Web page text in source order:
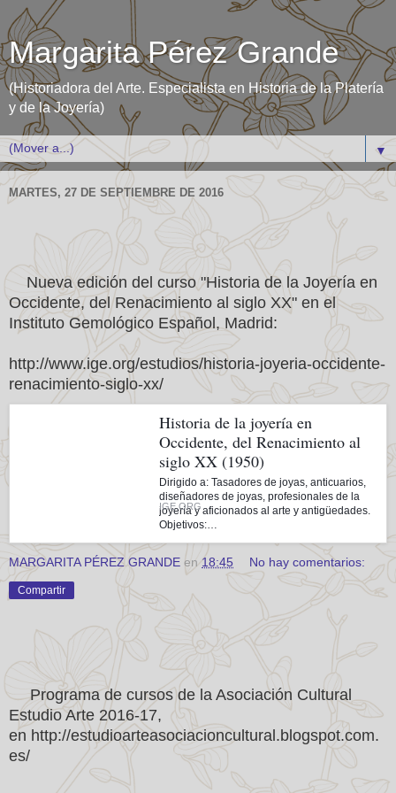
Margarita Pérez Grande
(Historiadora del Arte. Especialista en Historia de la Platería
y de la Joyería)
▼
MARTES, 27 DE SEPTIEMBRE DE 2016
Nueva edición del curso "Historia de la Joyería en
Occidente, del Renacimiento al siglo XX" en el
Instituto Gemológico Español, Madrid:
http://www.ige.org/estudios/historia-joyeria-occidente-
renacimiento-siglo-xx/
Historia de la joyería en
Occidente, del Renacimiento al
siglo XX (1950)
Dirigido a: Tasadores de joyas, anticuarios,
diseñadores de joyas, profesionales de la
joyería y aficionados al arte y antigüedades.
Objetivos:…
IGE.ORG
MARGARITA PÉREZ GRANDE en18:45 No hay comentarios:
Compartir
Programa de cursos de la Asociación Cultural
Estudio Arte 2016-17,
en http://estudioarteasociacioncultural.blogspot.com.
es/